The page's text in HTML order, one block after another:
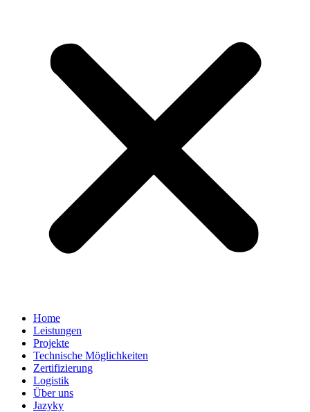
Home
Leistungen
Projekte
Technische Möglichkeiten
Zertifizierung
Logistik
Über uns
Jazyky